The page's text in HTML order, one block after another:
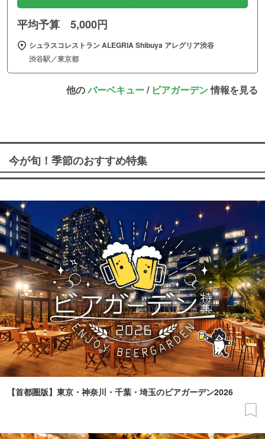
平均予算 5,000円
シュラスコレストラン ALEGRIA Shibuya アレグリア渋谷
渋谷駅／東京都
他のバーベキュー/ ビアガーデン情報を見る
今が旬！季節のおすすめ特集
【首都圏版】東京・神奈川・千葉・埼玉のビアガーデン2026